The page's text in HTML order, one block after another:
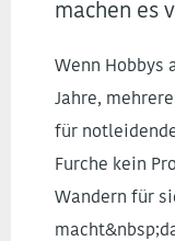
machen es
Wenn Hobbys
Jahre,
für
Furche kein
Wandern für